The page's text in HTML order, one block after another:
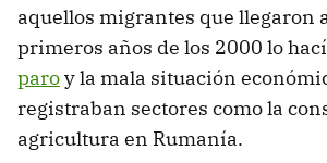
aquellos migrantes que llegaron
primeros años de los 2000 lo
paroy la mala situación
registraban sectores como la
agricultura en Rumanía.